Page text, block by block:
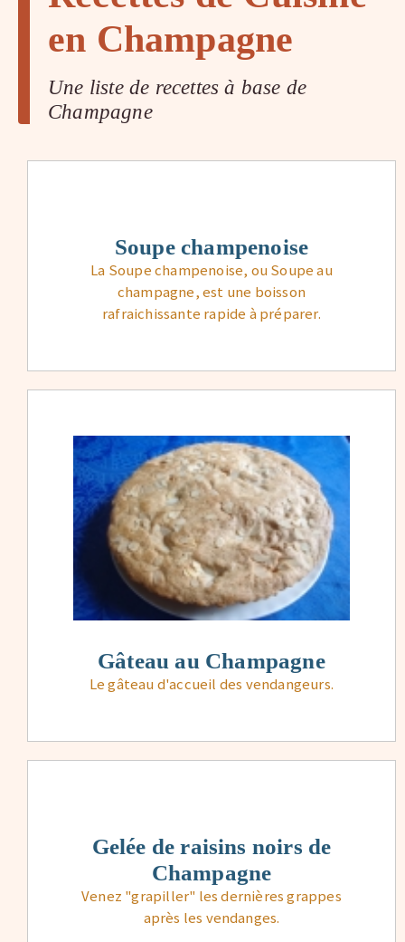
en Champagne
Une liste de recettes à base de
Champagne
Soupe champenoise
La Soupe champenoise, ou Soupe au
champagne, est une boisson
rafraichissante rapide à préparer.
Gâteau au Champagne
Le gâteau d'accueil des vendangeurs.
Gelée de raisins noirs de
Champagne
Venez "grapiller" les dernières grappes
après les vendanges.